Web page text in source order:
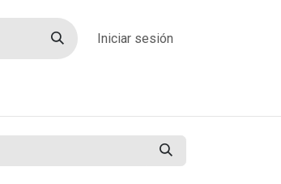
Iniciar sesión